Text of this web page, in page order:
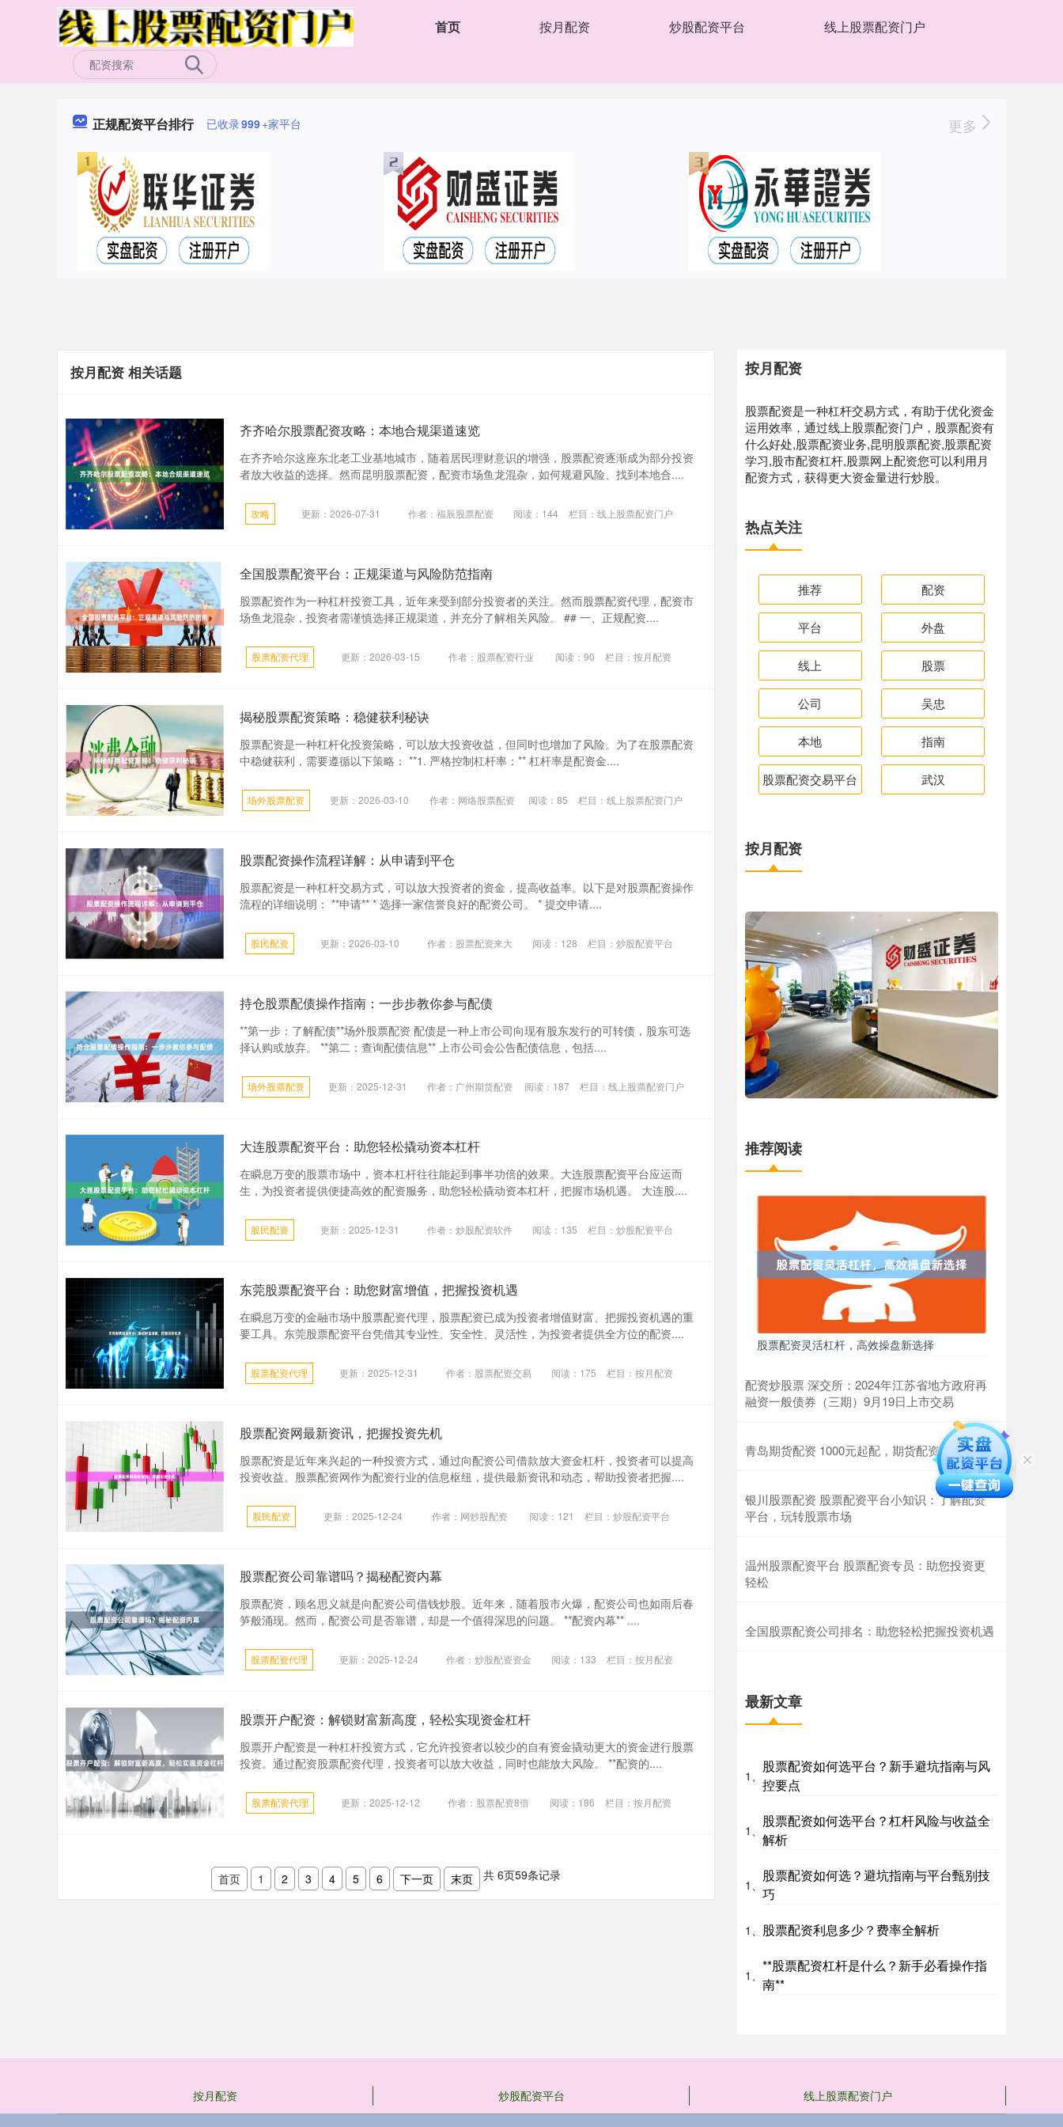
首页 按月配资 炒股配资平台 线上股票配资门户
正规配资平台排行 已收录999+家平台 更多
按月配资 相关话题
齐齐哈尔股票配资攻略：本地合规渠道速览
在齐齐哈尔这座东北老工业基地城市，随着居民理财意识的增强，股票配资逐渐成为部分投资
者放大收益的选择。然而昆明股票配资，配资市场鱼龙混杂，如何规避风险、找到本地合....
攻略 更新：2026-07-31 作者：福辰股票配资 阅读： 144 栏目： 线上股票配资门户
全国股票配资平台：正规渠道与风险防范指南
股票配资作为一种杠杆投资工具，近年来受到部分投资者的关注。然而股票配资代理，配资市
场鱼龙混杂，投资者需谨慎选择正规渠道，并充分了解相关风险。 ## 一、正规配资....
股票配资代理 更新：2026-03-15 作者：股票配资行业 阅读： 90 栏目： 按月配资
揭秘股票配资策略：稳健获利秘诀
股票配资是一种杠杆化投资策略，可以放大投资收益，但同时也增加了风险。为了在股票配资
中稳健获利，需要遵循以下策略： **1. 严格控制杠杆率：** 杠杆率是配资金....
场外股票配资 更新：2026-03-10 作者：网络股票配资 阅读：85 栏目：线上股票配资门户
股票配资操作流程详解：从申请到平仓
股票配资是一种杠杆交易方式，可以放大投资者的资金，提高收益率。以下是对股票配资操作
流程的详细说明： **申请** * 选择一家信誉良好的配资公司。 * 提交申请....
股民配资 更新：2026-03-10 作者：股票配资来大 阅读： 128 栏目： 炒股配资平台
持仓股票配债操作指南：一步步教你参与配债
**第一步：了解配债**场外股票配资 配债是一种上市公司向现有股东发行的可转债，股东可选
择认购或放弃。 **第二：查询配债信息** 上市公司会公告配债信息，包括....
场外股票配资 更新：2025-12-31 作者：广州期货配资 阅读： 187 栏目：线上股票配资门户
大连股票配资平台：助您轻松撬动资本杠杆
在瞬息万变的股票市场中，资本杠杆往往能起到事半功倍的效果。大连股票配资平台应运而
生，为投资者提供便捷高效的配资服务，助您轻松撬动资本杠杆，把握市场机遇。 大连股....
股民配资 更新：2025-12-31 作者：炒股配资软件 阅读： 135 栏目： 炒股配资平台
东莞股票配资平台：助您财富增值，把握投资机遇
在瞬息万变的金融市场中股票配资代理，股票配资已成为投资者增值财富、把握投资机遇的重
要工具。东莞股票配资平台凭借其专业性、安全性、灵活性，为投资者提供全方位的配资....
股票配资代理 更新：2025-12-31 作者：股票配资交易 阅读： 175 栏目： 按月配资
股票配资网最新资讯，把握投资先机
股票配资是近年来兴起的一种投资方式，通过向配资公司借款放大资金杠杆，投资者可以提高
投资收益。股票配资网作为配资行业的信息枢纽，提供最新资讯和动态，帮助投资者把握....
股民配资 更新：2025-12-24 作者：网炒股配资 阅读： 121 栏目：炒股配资平台
股票配资公司靠谱吗？揭秘配资内幕
股票配资，顾名思义就是向配资公司借钱炒股。近年来，随着股市火爆，配资公司也如雨后春
笋般涌现。然而，配资公司是否靠谱，却是一个值得深思的问题。 **配资内幕** ....
股票配资代理 更新：2025-12-24 作者：炒股配资资金 阅读： 133 栏目： 按月配资
股票开户配资：解锁财富新高度，轻松实现资金杠杆
股票开户配资是一种杠杆投资方式，它允许投资者以较少的自有资金撬动更大的资金进行股票
投资。通过配资股票配资代理，投资者可以放大收益，同时也能放大风险。 **配资的....
股票配资代理 更新：2025-12-12 作者：股票配资8倍 阅读： 186 栏目：按月配资
首页 1 2 3 4 5 6 下一页 末页 共 6页59条记录
按月配资
股票配资是一种杠杆交易方式，有助于优化资金
运用效率，通过线上股票配资门户，股票配资有
什么好处,股票配资业务,昆明股票配资,股票配资
学习,股市配资杠杆,股票网上配资您可以利用月
配资方式，获得更大资金量进行炒股。
热点关注
推荐 配资
平台 外盘
线上 股票
公司 吴忠
本地 指南
股票配资交易平台 武汉
按月配资
推荐阅读
股票配资灵活杠杆，高效操盘新选择
配资炒股票 深交所：2024年江苏省地方政府再
融资一般债券（三期）9月19日上市交易
青岛期货配资 1000元起配，期货配资助你逐梦
银川股票配资 股票配资平台小知识：了解配资
平台，玩转股票市场
温州股票配资平台 股票配资专员：助您投资更
轻松
全国股票配资公司排名：助您轻松把握投资机遇
最新文章
1、
股票配资如何选平台？新手避坑指南与风
控要点
1、
股票配资如何选平台？杠杆风险与收益全
解析
1、
股票配资如何选？避坑指南与平台甄别技
巧
1、 股票配资利息多少？费率全解析
1、
**股票配资杠杆是什么？新手必看操作指
南**
按月配资 炒股配资平台 线上股票配资门户